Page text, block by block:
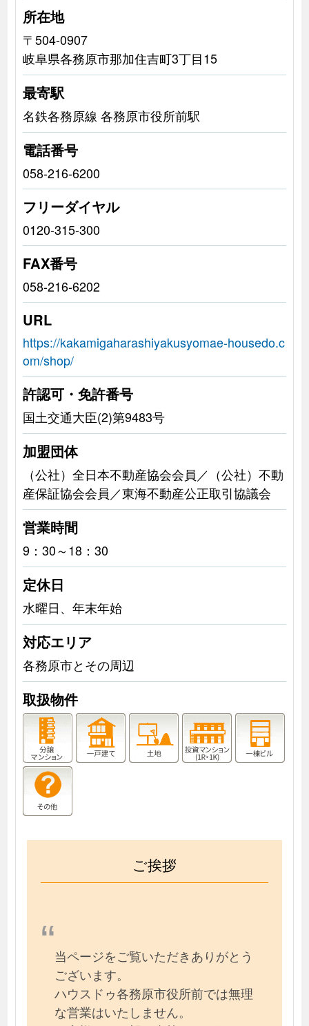
所在地
〒504-0907
岐阜県各務原市那加住吉町3丁目15
最寄駅
名鉄各務原線 各務原市役所前駅
電話番号
058-216-6200
フリーダイヤル
0120-315-300
FAX番号
058-216-6202
URL
https://kakamigaharashiyakusyomae-housedo.c
om/shop/
許認可・免許番号
国土交通大臣(2)第9483号
加盟団体
（公社）全日本不動産協会会員／（公社）不動
産保証協会会員／東海不動産公正取引協議会
営業時間
9：30～18：30
定休日
水曜日、年末年始
対応エリア
各務原市とその周辺
取扱物件
ご挨拶
当ページをご覧いただきありがとう
ございます。
ハウスドゥ各務原市役所前では無理
な営業はいたしません。